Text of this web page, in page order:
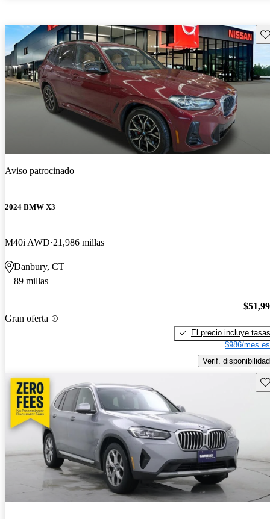
Aviso patrocinado
2024 BMW X3
M40i AWD 21,986 millas
Danbury, CT
89 millas
Gran oferta
El precio incluye tasas
$986/mes
Verif. disponibilidad